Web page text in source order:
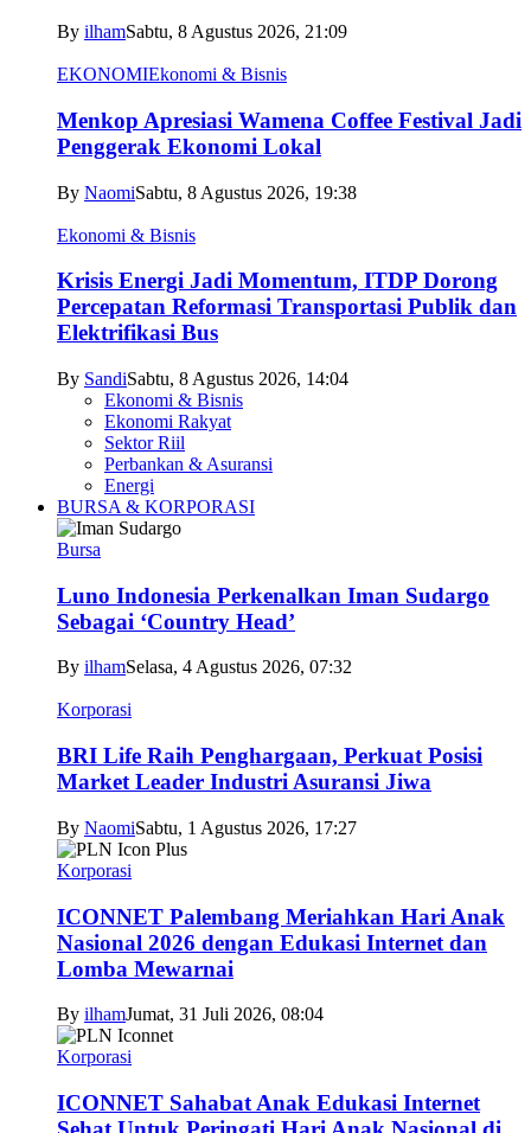
By ilhamSabtu, 8 Agustus 2026, 21:09
EKONOMIEkonomi & Bisnis
Menkop Apresiasi Wamena Coffee Festival Jadi
Penggerak Ekonomi Lokal
By NaomiSabtu, 8 Agustus 2026, 19:38
Ekonomi & Bisnis
Krisis Energi Jadi Momentum, ITDP Dorong
Percepatan Reformasi Transportasi Publik dan
Elektrifikasi Bus
By SandiSabtu, 8 Agustus 2026, 14:04
Ekonomi & Bisnis
Ekonomi Rakyat
Sektor Riil
Perbankan & Asuransi
Energi
BURSA & KORPORASI
Bursa
Luno Indonesia Perkenalkan Iman Sudargo
Sebagai ‘Country Head’
By ilhamSelasa, 4 Agustus 2026, 07:32
Korporasi
BRI Life Raih Penghargaan, Perkuat Posisi
Market Leader Industri Asuransi Jiwa
By NaomiSabtu, 1 Agustus 2026, 17:27
Korporasi
ICONNET Palembang Meriahkan Hari Anak
Nasional 2026 dengan Edukasi Internet dan
Lomba Mewarnai
By ilhamJumat, 31 Juli 2026, 08:04
Korporasi
ICONNET Sahabat Anak Edukasi Internet